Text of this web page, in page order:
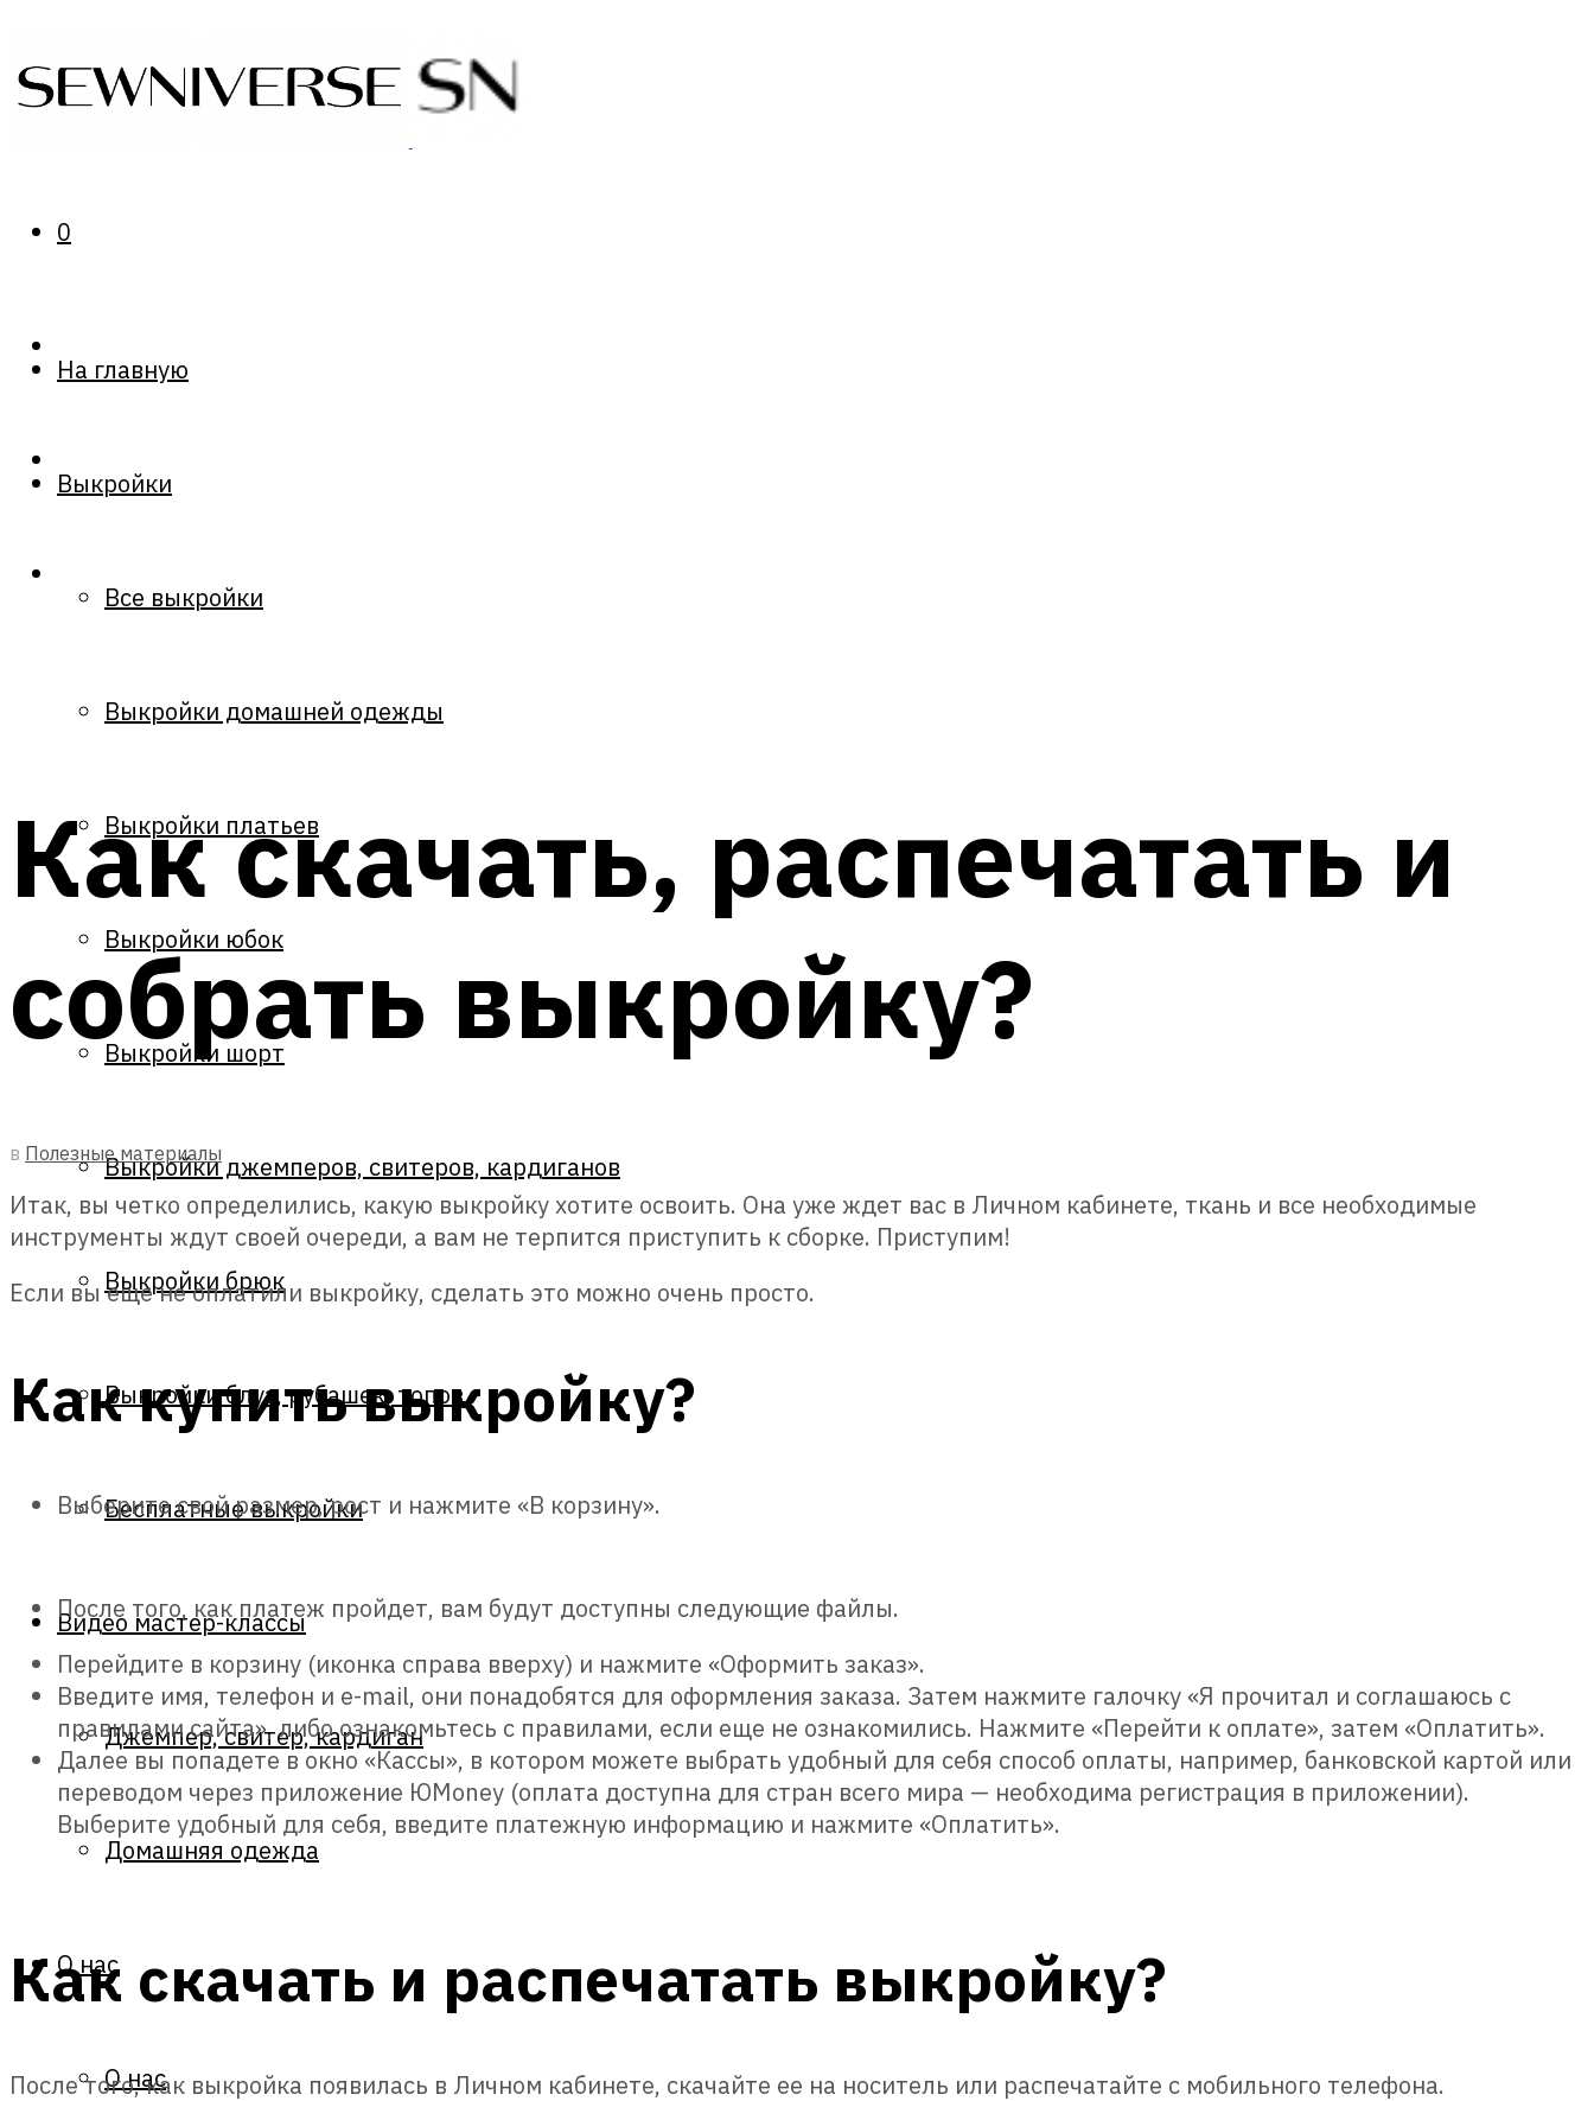
0
На главную
Выкройки
Все выкройки
Выкройки домашней одежды
Выкройки платьев
Выкройки юбок
Выкройки шорт
Выкройки джемперов, свитеров, кардиганов
Выкройки брюк
Выкройки блуз, рубашек, топов
Бесплатные выкройки
Видео мастер-классы
Джемпер, свитер, кардиган
Домашняя одежда
О нас
О нас
Как скачать, распечатать и
собрать выкройку?
в Полезные материалы
Итак, вы четко определились, какую выкройку хотите освоить. Она уже ждет вас в Личном кабинете, ткань и все необходимые
инструменты ждут своей очереди, а вам не терпится приступить к сборке. Приступим!
Если вы еще не оплатили выкройку, сделать это можно очень просто.
Как купить выкройку?
Выберите свой размер, рост и нажмите «В корзину».
После того, как платеж пройдет, вам будут доступны следующие файлы.
Перейдите в корзину (иконка справа вверху) и нажмите «Оформить заказ».
Введите имя, телефон и e-mail, они понадобятся для оформления заказа. Затем нажмите галочку «Я прочитал и соглашаюсь с
правилами сайта», либо ознакомьтесь с правилами, если еще не ознакомились. Нажмите «Перейти к оплате», затем «Оплатить».
Далее вы попадете в окно «Кассы», в котором можете выбрать удобный для себя способ оплаты, например, банковской картой или
переводом через приложение ЮMoney (оплата доступна для стран всего мира — необходима регистрация в приложении).
Выберите удобный для себя, введите платежную информацию и нажмите «Оплатить».
Как скачать и распечатать выкройку?
После того, как выкройка появилась в Личном кабинете, скачайте ее на носитель или распечатайте с мобильного телефона.